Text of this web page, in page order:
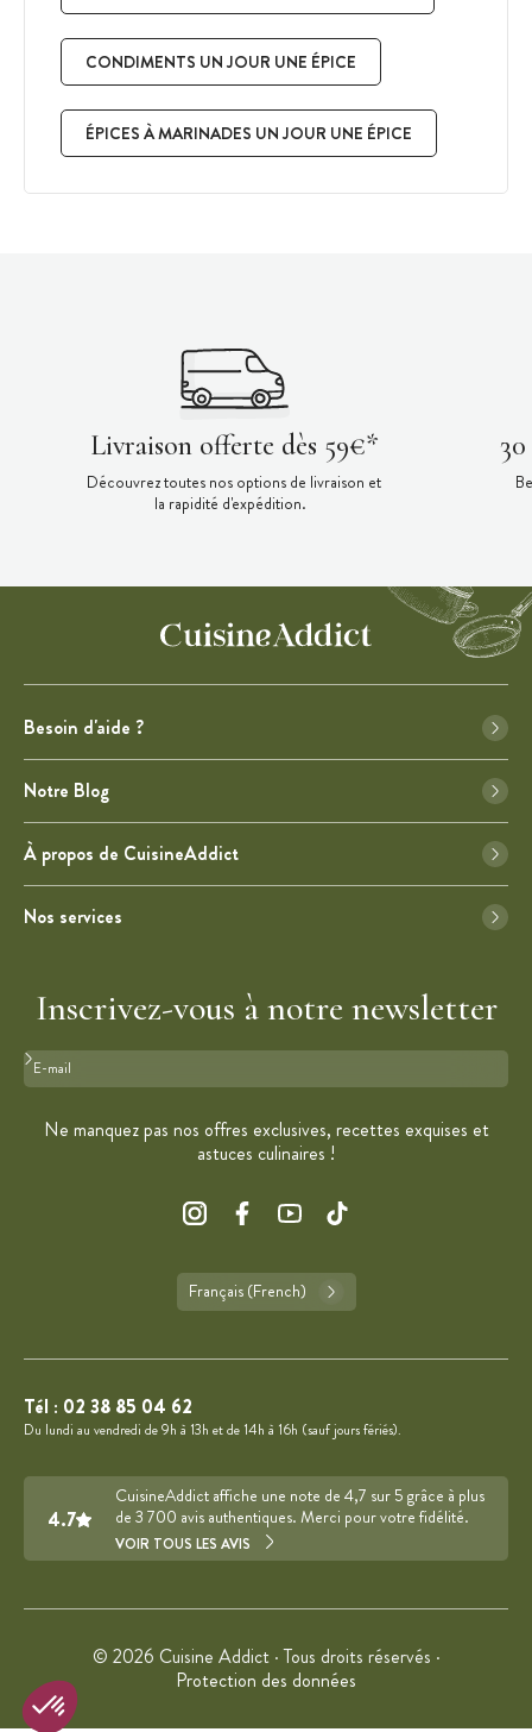
CONDIMENTS UN JOUR UNE ÉPICE
ÉPICES À MARINADES UN JOUR UNE ÉPICE
Livraison offerte dès 59€*
Découvrez toutes nos options de livraison et
la rapidité d'expédition.
Besoin d'aide ?
Notre Blog
À propos de CuisineAddict
Nos services
Inscrivez-vous à notre newsletter
Format : adresse@email.com
Ne manquez pas nos offres exclusives, recettes exquises et
astuces culinaires !
Français (French)
Tél : 02 38 85 04 62
Du lundi au vendredi de 9h à 13h et de 14h à 16h (sauf jours fériés).
4.7
CuisineAddict affiche une note de 4,7 sur 5 grâce à plus
de 3 700 avis authentiques. Merci pour votre fidélité.
VOIR TOUS LES AVIS
© 2026 Cuisine Addict · Tous droits réservés ·
Protection des données